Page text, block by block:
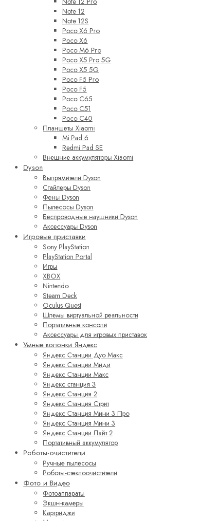
Note 12
Note 12S
Poco X6 Pro
Poco X6
Poco M6 Pro
Poco X5 Pro 5G
Poco X5 5G
Poco F5 Pro
Poco F5
Poco C65
Poco C51
Poco C40
Планшеты Xiaomi
Mi Pad 6
Redmi Pad SE
Внешние аккумуляторы Xiaomi
Dyson
Выпрямители Dyson
Стайлеры Dyson
Фены Dyson
Пылесосы Dyson
Беспроводные наушники Dyson
Аксессуары Dyson
Игровые приставки
Sony PlayStation
PlayStation Portal
Игры
XBOX
Nintendo
Steam Deck
Oculus Quest
Шлемы виртуальной реальности
Портативные консоли
Аксессуары для игровых приставок
Умные колонки Яндекс
Яндекс Станции Дуо Макс
Яндекс Станции Миди
Яндекс Станции Макс
Яндекс станция 3
Яндекс Станция 2
Яндекс Станция Стрит
Яндекс Станция Мини 3 Про
Яндекс Станция Мини 3
Яндекс Станции Лайт 2
Портативный аккумулятор
Роботы-очистители
Ручные пылесосы
Роботы-стеклоочистители
Фото и Видео
Фотоаппараты
Экшн-камеры
Картриджи